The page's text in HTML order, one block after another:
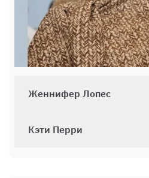
Женнифер Лопес
Кэти Перри